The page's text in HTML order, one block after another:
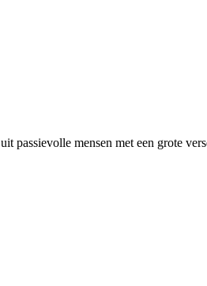
passievolle mensen met een grote